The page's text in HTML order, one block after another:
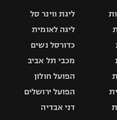
ליגת ווינר סל
ליגה לאומית
כדורסל נשים
מכבי תל אביב
הפועל חולון
הפועל ירושלים
דני אבדיה